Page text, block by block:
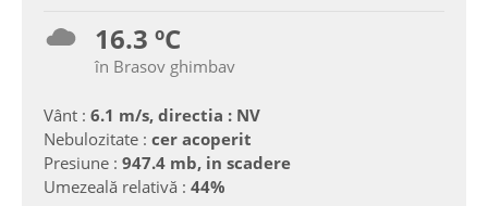
16.3 ºC
în Brasov ghimbav
Vânt : 6.1 m/s, directia : NV
Nebulozitate : cer acoperit
Presiune : 947.4 mb, in scadere
Umezeală relativă : 44%